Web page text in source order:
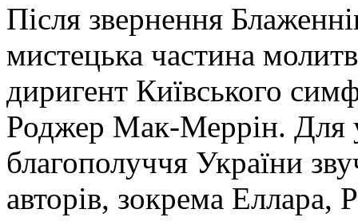
Після звернення
мистецька частина
диригент Київського
Роджер Мак-Меррін. Для
благополуччя України
авторів, зокрема Еллара,